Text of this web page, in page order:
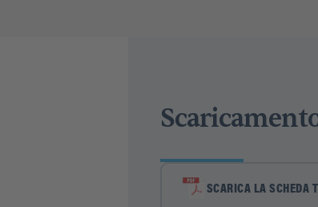
SCARICA LA SCHEDA